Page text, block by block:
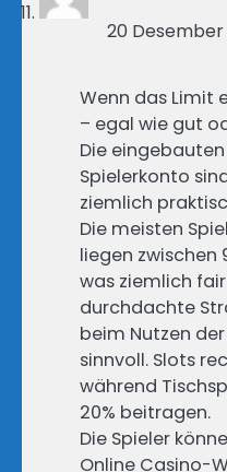
20 Desember
Wenn das Limit
– egal wie gut
Die
Spielerkonto
ziemlich
Die meisten
liegen zwischen
was ziemlich
durchdachte
beim Nutzen
sinnvoll. Slots
während
20% beitragen.
Die Spieler
Online Casino-